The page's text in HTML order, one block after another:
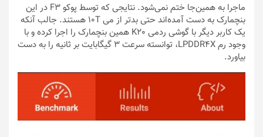
ماجرا به همین‌جا ختم نمی‌شود. نتایجی که توسط پوکو F3 در این
بنچمارک به دست آمده‌اند حتی بدتر از می 10T هستند. جالب آنکه
یک کاربر دیگر با گوشی ردمی K20 همین بنچمارک را اجرا کرده و با
وجود رم LPDDR4X، توانسته سرعت 3 گیگابایت بر ثانیه را به دست
بیاورد.